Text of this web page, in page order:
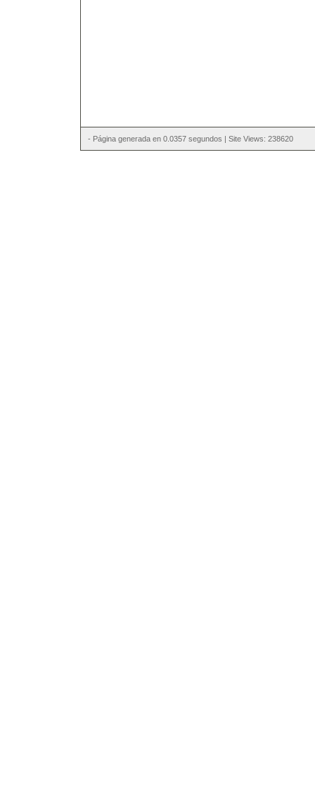
- Página generada en 0.0357 segundos | Site Views: 238620